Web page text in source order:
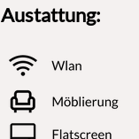
Austattung: